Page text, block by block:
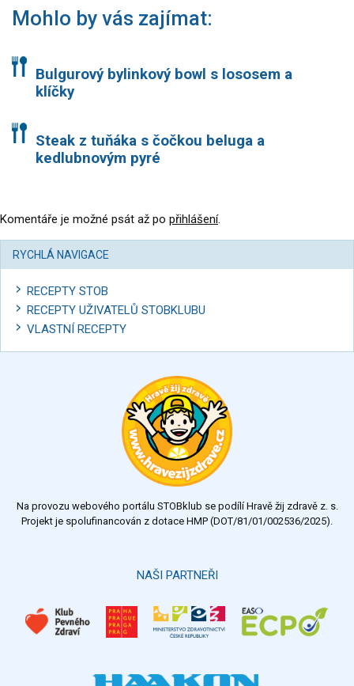
Mohlo by vás zajímat:
Bulgurový bylinkový bowl s lososem a
klíčky
Steak z tuňáka s čočkou beluga a
kedlubnovým pyré
Komentáře je možné psát až po přihlášení.
RYCHLÁ NAVIGACE
RECEPTY STOB
RECEPTY UŽIVATELŮ STOBKLUBU
VLASTNÍ RECEPTY
Na provozu webového portálu STOBklub se podílí Hravě žij zdravě z. s.
Projekt je spolufinancován z dotace HMP (DOT/81/01/002536/2025).
NAŠI PARTNEŘI